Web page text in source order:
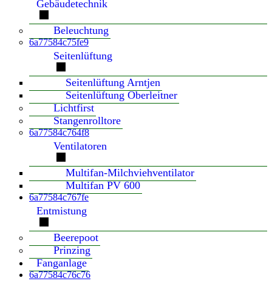
Gebäudetechnik
Beleuchtung
6a77584c75fe9
Seitenlüftung
Seitenlüftung Arntjen
Seitenlüftung Oberleitner
Lichtfirst
Stangenrolltore
6a77584c764f8
Ventilatoren
Multifan-Milchviehventilator
Multifan PV 600
6a77584c767fe
Entmistung
Beerepoot
Prinzing
Fanganlage
6a77584c76c76